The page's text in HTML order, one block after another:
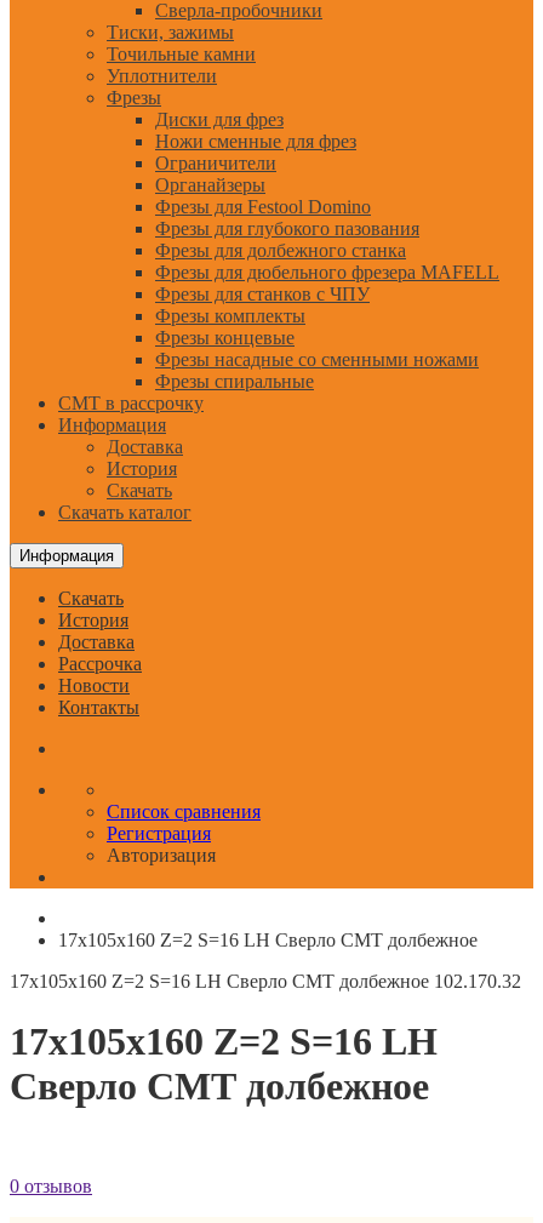
Сверла-пробочники
Тиски, зажимы
Точильные камни
Уплотнители
Фрезы
Диски для фрез
Ножи сменные для фрез
Ограничители
Органайзеры
Фрезы для Festool Domino
Фрезы для глубокого пазования
Фрезы для долбежного станка
Фрезы для дюбельного фрезера MAFELL
Фрезы для станков с ЧПУ
Фрезы комплекты
Фрезы концевые
Фрезы насадные со сменными ножами
Фрезы спиральные
CMT в рассрочку
Информация
Доставка
История
Скачать
Скачать каталог
Информация
Скачать
История
Доставка
Рассрочка
Новости
Контакты
Список сравнения
Регистрация
Авторизация
17x105x160 Z=2 S=16 LH Сверло СМТ долбежное
17x105x160 Z=2 S=16 LH Сверло СМТ долбежное 102.170.32
17x105x160 Z=2 S=16 LH
Сверло СМТ долбежное
0 отзывов